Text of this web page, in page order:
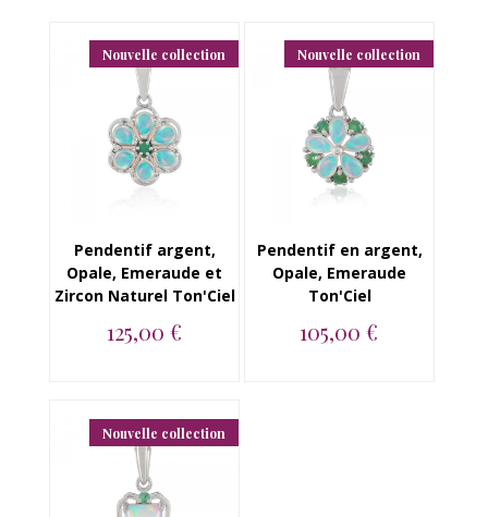
Nouvelle collection
Pendentif argent,
Opale, Emeraude et
Zircon Naturel Ton'Ciel
125,00 €
Nouvelle collection
Pendentif en argent,
Opale, Emeraude
Ton'Ciel
105,00 €
Nouvelle collection